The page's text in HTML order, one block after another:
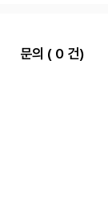
문의 ( 0 건)